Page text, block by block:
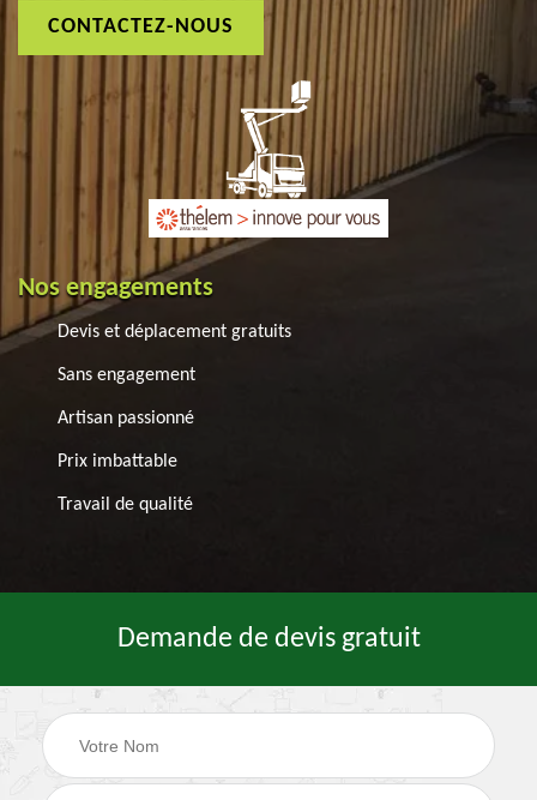
CONTACTEZ-NOUS
Nos engagements
Devis et déplacement gratuits
Sans engagement
Artisan passionné
Prix imbattable
Travail de qualité
Demande de devis gratuit